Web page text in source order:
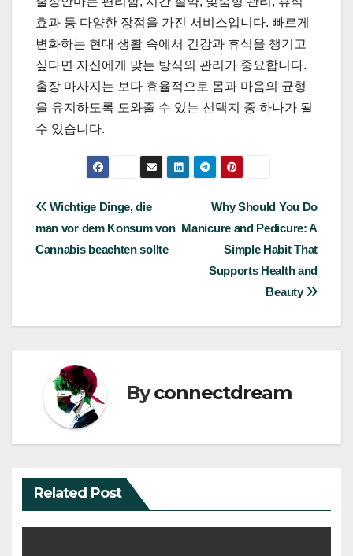
효과 등 다양한 장점을 가진 서비스입니다. 빠르게
변화하는 현대 생활 속에서 건강과 휴식을 챙기고
싶다면 자신에게 맞는 방식의 관리가 중요합니다.
출장 마사지는 보다 효율적으로 몸과 마음의 균형
을 유지하도록 도와줄 수 있는 선택지 중 하나가 될
수 있습니다.
Post
navigation
Why Should You Do
Manicure and Pedicure: A
Simple Habit That
Supports Health and
Beauty
Wichtige Dinge, die
man vor dem Konsum von
Cannabis beachten sollte
Byconnectdream
Related Post